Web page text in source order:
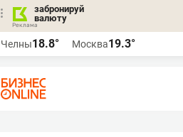
забронируй
валюту
Челны18.8° Москва19.3°